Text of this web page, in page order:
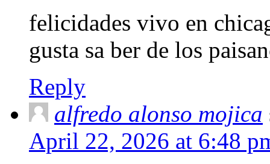
felicidades vivo en
gusta sa ber de los
Reply
alfredo alonso mojica
April 22, 2026 at 6:48